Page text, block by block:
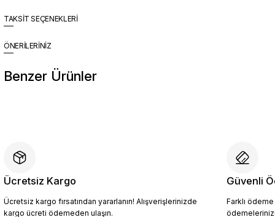
TAKSİT SEÇENEKLERİ
ÖNERİLERİNİZ
Benzer Ürünler
4.409,10 TL
4.899,00 TL
Sepete Ekle
Ücretsiz Kargo
Ücretsiz kargo fırsatından yararlanın! Alışverişlerinizde
kargo ücreti ödemeden ulaşın.
Güvenli
Farklı